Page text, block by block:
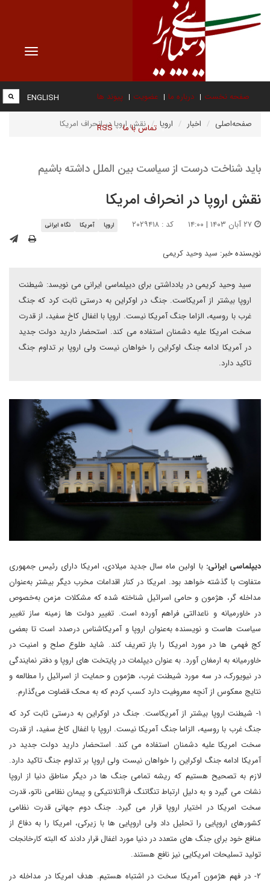
Toggle
صفحه نخست درباره ما عضویت پیوند ها
تماس با ما RSS
ENGLISH
صفحه‌اصلی اخبار اروپا نقش اروپا در انحراف امریکا
باید شناخت درست از سیاست بین الملل داشته باشیم
نقش اروپا در انحراف امریکا
کد : ۲۰۲۹۴۱۸ اروپا آمریکا نگاه ایرانی
نویسنده خبر: سید وحید کریمی
سید وحید کریمی در یادداشتی برای دیپلماسی ایرانی می نویسد: شیطنت
اروپا بیشتر از آمریکاست. جنگ در اوکراین به درستی ثابت کرد که جنگ
غرب با روسیه، الزاما جنگ آمریکا نیست. اروپا با اغفال کاخ سفید، از قدرت
سخت امریکا علیه دشمنان استفاده می کند. استحضار دارید دولت جدید
در آمریکا ادامه جنگ اوکراین را خواهان نیست ولی اروپا بر تداوم جنگ
تاکید دارد.
دیپلماسی ایرانی: با اولین ماه سال جدید میلادی، امریکا دارای رئیس جمهوری
متفاوت با گذشته خواهد بود. امریکا در کنار اقدامات مخرب دیگر بیشتر به‌عنوان
مداخله گر، هژمون و حامی اسرائیل شناخته شده که مشکلات مزمن به‌خصوص
در خاورمیانه و ناعدالتی فراهم آورده است. تغییر دولت ها زمینه ساز تغییر
سیاست هاست و نویسنده به‌عنوان اروپا و آمریکاشناس درصدد است تا بعضی
کج فهمی ها در مورد امریکا را باز تعریف کند. شاید طلوع صلح و امنیت در
خاورمیانه به ارمغان آورد. به عنوان دیپلمات در پایتخت های اروپا و دفتر نمایندگی
در نیویورک، در سه مورد شیطنت غرب، هژمون و حمایت از اسرائیل را مطالعه و
نتایج معکوس از آنچه معروفیت دارد کسب کردم که به محک قضاوت می‌گذارم.
۱- شیطنت اروپا بیشتر از آمریکاست. جنگ در اوکراین به درستی ثابت کرد که
جنگ غرب با روسیه، الزاما جنگ آمریکا نیست. اروپا با اغفال کاخ سفید، از قدرت
سخت امریکا علیه دشمنان استفاده می کند. استحضار دارید دولت جدید در
آمریکا ادامه جنگ اوکراین را خواهان نیست ولی اروپا بر تداوم جنگ تاکید دارد.
لازم به تصحیح هستیم که ریشه تمامی جنگ ها در دیگر مناطق دنیا از اروپا
نشات می گیرد و به دلیل ارتباط تنگاتنگ فراآتلانتیکی و پیمان نظامی ناتو، قدرت
سخت امریکا در اختیار اروپا قرار می گیرد. جنگ دوم جهانی قدرت نظامی
کشورهای اروپایی را تحلیل داد ولی اروپایی ها با زیرکی، امریکا را به دفاع از
منافع خود برای جنگ های متعدد در دنیا مورد اغفال قرار دادند که البته کارخانجات
تولید تسلیحات امریکایی نیز نافع هستند.
۲- در فهم هژمون آمریکا سخت در اشتباه هستیم. هدف امریکا در مداخله در